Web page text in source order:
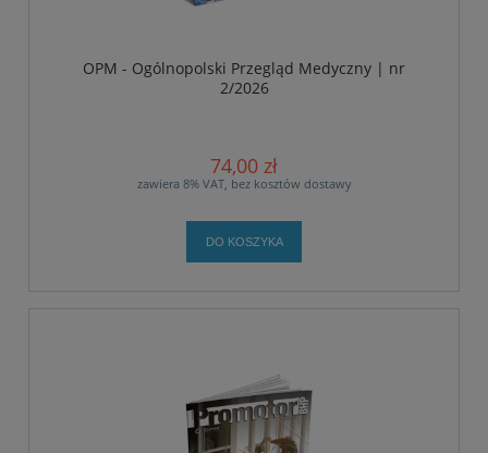
OPM - Ogólnopolski Przegląd Medyczny | nr
2/2026
74,00 zł
zawiera 8% VAT, bez kosztów dostawy
DO KOSZYKA